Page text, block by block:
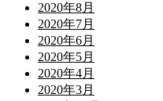
2020年8月
2020年7月
2020年6月
2020年5月
2020年4月
2020年3月